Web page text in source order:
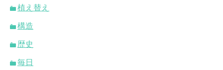
植え替え
構造
歴史
毎日